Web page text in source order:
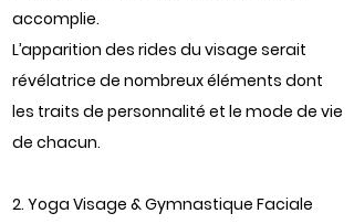
accomplie.
L’apparition des rides du visage serait
révélatrice de nombreux éléments dont
les traits de personnalité et le mode de vie
de chacun.
2. Yoga Visage & Gymnastique Faciale